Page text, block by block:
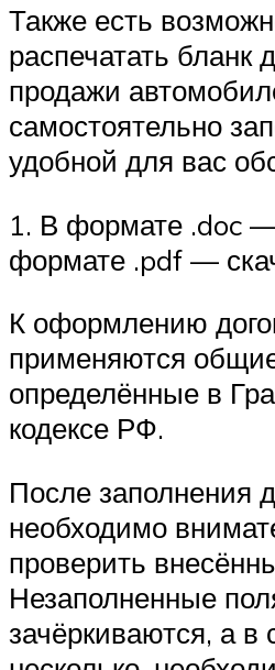
Также есть
распечатать бланк
продажи
самостоятельно
удобной для вас
1. В формате .doc
формате .pdf —
К оформлению
применяются
определённые в
кодексе РФ.
После заполнения
необходимо
проверить
Незаполненные
зачёркиваются, а в